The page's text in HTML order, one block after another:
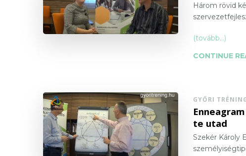
Három rövid
(tovább…)
CONTINUE
GYŐRI
te utad
Szekér Károly